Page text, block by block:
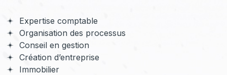
Expertise comptable
Organisation des processus
Conseil en gestion
Création d’entreprise
Immobilier